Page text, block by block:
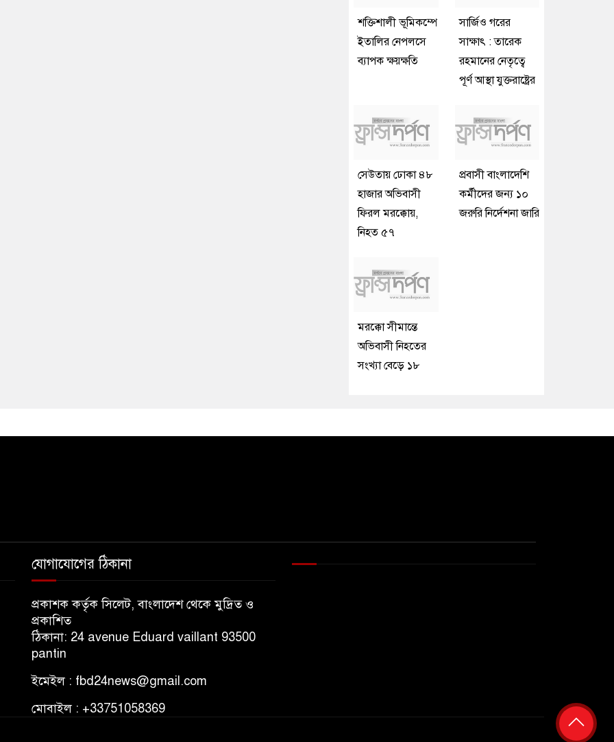
শক্তিশালী ভূমিকম্পে
ইতালির নেপলসে
ব্যাপক ক্ষয়ক্ষতি
সার্জিও গরের
সাক্ষাৎ : তারেক
রহমানের নেতৃত্বে
পূর্ণ আস্থা যুক্তরাষ্ট্রের
সেউতায় ঢোকা ৪৮
হাজার অভিবাসী
ফিরল মরক্কোয়,
নিহত ৫৭
প্রবাসী বাংলাদেশি
কর্মীদের জন্য ১০
জরুরি নির্দেশনা জারি
মরক্কো সীমান্তে
অভিবাসী নিহতের
সংখ্যা বেড়ে ১৮
যোগাযোগের ঠিকানা
প্রকাশক কর্তৃক সিলেট, বাংলাদেশ থেকে মুদ্রিত ও
প্রকাশিত
ঠিকানা: 24 avenue Eduard vaillant 93500
pantin
ইমেইল : fbd24news@gmail.com
মোবাইল : +33751058369